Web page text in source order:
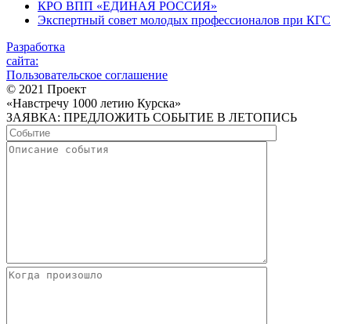
КРО ВПП «ЕДИНАЯ РОССИЯ»
Экспертный совет молодых профессионалов при КГС
Разработка
сайта:
Пользовательское соглашение
© 2021 Проект
«Навстречу 1000 летию Курска»
ЗАЯВКА: ПРЕДЛОЖИТЬ СОБЫТИЕ В ЛЕТОПИСЬ